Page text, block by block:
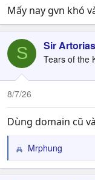
Mấy nay gvn khó
S Sir Artorias
Tears of the
8/7/26
Dùng domain cũ
R
e
Mrphung